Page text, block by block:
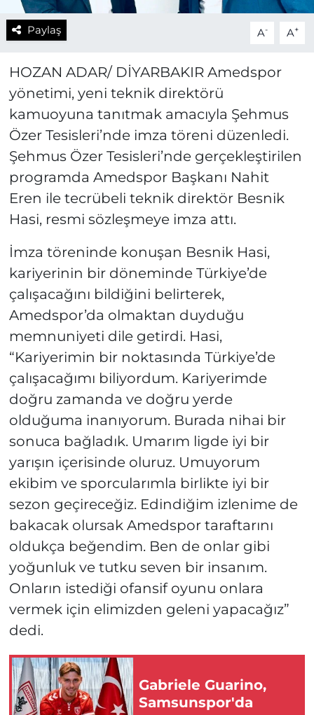
Paylaş A- A+
HOZAN ADAR/ DİYARBAKIR Amedspor
yönetimi, yeni teknik direktörü
kamuoyuna tanıtmak amacıyla Şehmus
Özer Tesisleri’nde imza töreni düzenledi.
Şehmus Özer Tesisleri’nde gerçekleştirilen
programda Amedspor Başkanı Nahit
Eren ile tecrübeli teknik direktör Besnik
Hasi, resmi sözleşmeye imza attı.
İmza töreninde konuşan Besnik Hasi,
kariyerinin bir döneminde Türkiye’de
çalışacağını bildiğini belirterek,
Amedspor’da olmaktan duyduğu
memnuniyeti dile getirdi. Hasi,
“Kariyerimin bir noktasında Türkiye’de
çalışacağımı biliyordum. Kariyerimde
doğru zamanda ve doğru yerde
olduğuma inanıyorum. Burada nihai bir
sonuca bağladık. Umarım ligde iyi bir
yarışın içerisinde oluruz. Umuyorum
ekibim ve sporcularımla birlikte iyi bir
sezon geçireceğiz. Edindiğim izlenime de
bakacak olursak Amedspor taraftarını
oldukça beğendim. Ben de onlar gibi
yoğunluk ve tutku seven bir insanım.
Onların istediği ofansif oyunu onlara
vermek için elimizden geleni yapacağız”
dedi.
Gabriele Guarino,
Samsunspor'da